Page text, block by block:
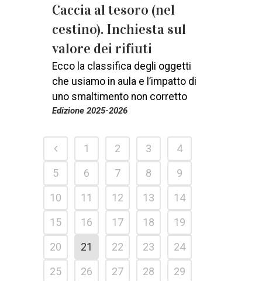
Caccia al tesoro (nel
cestino). Inchiesta sul
valore dei rifiuti
Ecco la classifica degli oggetti
che usiamo in aula e l’impatto di
uno smaltimento non corretto
Edizione 2025-2026
1 2 3
4
5
6 7 8
9
10
11 12 13
14
15
16 17 18
19
20
21 22 23
24
25
26 27 28
29